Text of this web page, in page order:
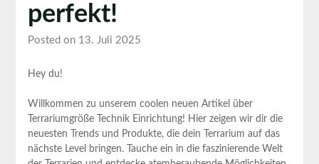
perfekt!
Posted on 13. Juli 2025
Hey du!
Willkommen zu unserem coolen neuen Artikel über
Terrariumgröße Technik Einrichtung! Hier zeigen wir dir die
neuesten Trends und Produkte, die dein Terrarium auf das
nächste Level bringen. Tauche ein in die faszinierende Welt